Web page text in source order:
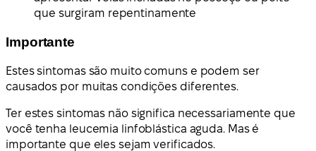
que surgiram repentinamente
Importante
Estes sintomas são muito comuns e podem ser
causados por muitas condições diferentes.
Ter estes sintomas não significa necessariamente que
você tenha leucemia linfoblástica aguda. Mas é
importante que eles sejam verificados.